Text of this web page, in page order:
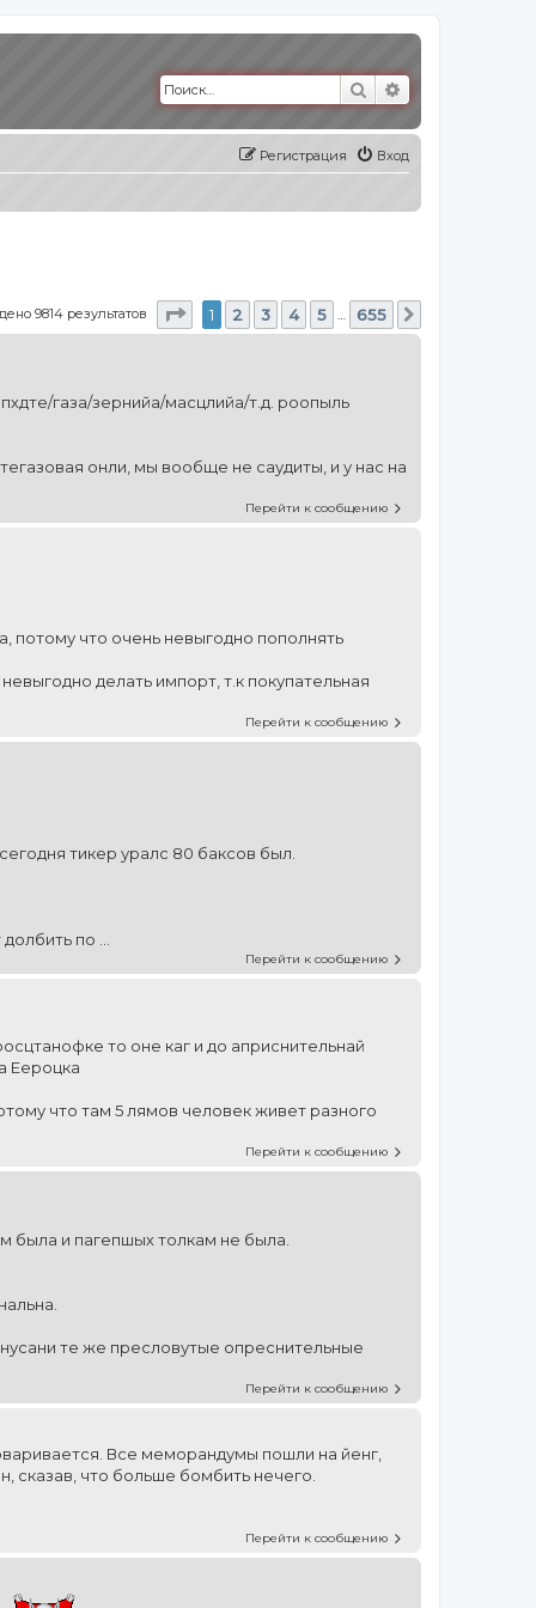
Поиск
Вход
Регистрация
9814 результатов Страница из 655
1 2 3 4 5 … 655
газа/зернийа/масцлийа/т.д. роопыль
онли, мы вообще не саудиты, и у нас на
Перейти к сообщению
потому что очень невыгодно пополнять
делать импорт, т.к покупательная
Перейти к сообщению
тикер уралс 80 баксов был.
по ...
Перейти к сообщению
то оне каг и до априснительнай
Еероцка
что там 5 лямов человек живет разного
Перейти к сообщению
была и пагепшых толкам не была.
те же пресловутые опреснительные
Перейти к сообщению
Все меморандумы пошли на йенг,
что больше бомбить нечего.
Перейти к сообщению